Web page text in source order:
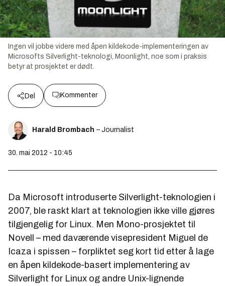
Ingen vil jobbe videre med åpen kildekode-implementeringen av
Microsofts Silverlight-teknologi, Moonlight, noe som i praksis
betyr at prosjektet er dødt.
Del Kommenter
Harald Brombach – Journalist
30. mai 2012 - 10:45
Da Microsoft introduserte Silverlight-teknologien i
2007, ble raskt klart at teknologien ikke ville gjøres
tilgjengelig for Linux. Men Mono-prosjektet til
Novell – med daværende visepresident Miguel de
Icaza i spissen – forpliktet seg kort tid etter å lage
en åpen kildekode-basert implementering av
Silverlight for Linux og andre Unix-lignende